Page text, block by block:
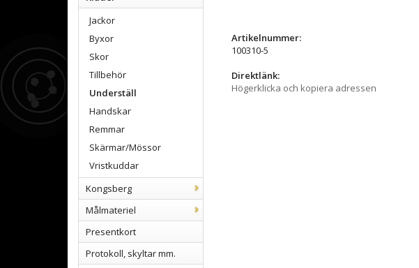
Jackor
Byxor
Skor
Tillbehör
Underställ
Handskar
Remmar
Skärmar/Mössor
Vristkuddar
Kongsberg
Målmateriel
Presentkort
Protokoll, skyltar mm.
Artikelnummer:
100310-5
Direktlänk:
Högerklicka och kopiera adressen